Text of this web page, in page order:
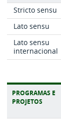
Stricto sensu
Lato sensu
Lato sensu
internacional
PROGRAMAS E
PROJETOS